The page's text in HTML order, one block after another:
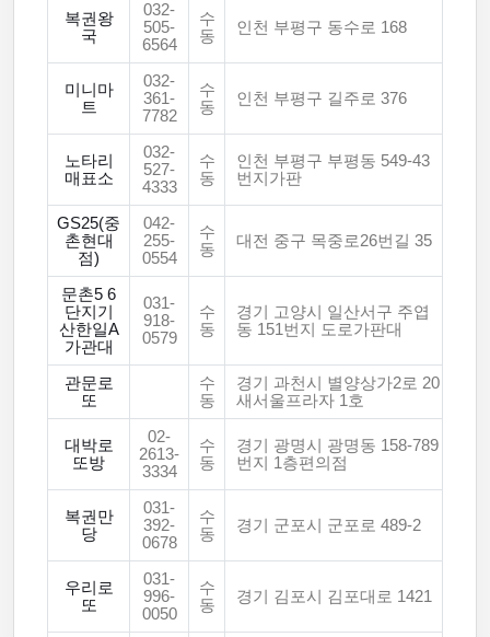
복권왕
국
032-
505-
6564
수
동
인천 부평구 동수로 168
미니마
트
032-
361-
7782
수
동
인천 부평구 길주로 376
노타리
매표소
032-
527-
4333
수
동
인천 부평구 부평동 549-43
번지가판
GS25(중
촌현대
점)
042-
255-
0554
수
동
대전 중구 목중로26번길 35
문촌5 6
단지기
산한일A
가관대
031-
918-
0579
수
동
경기 고양시 일산서구 주엽
동 151번지 도로가판대
관문로
또
수
동
경기 과천시 별양상가2로 20
새서울프라자 1호
대박로
또방
02-
2613-
3334
수
동
경기 광명시 광명동 158-789
번지 1층편의점
복권만
당
031-
392-
0678
수
동
경기 군포시 군포로 489-2
우리로
또
031-
996-
0050
수
동
경기 김포시 김포대로 1421